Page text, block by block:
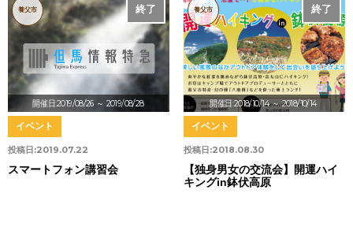
開催日:2019/08/26 ～ 2019/08/28
終了
養父市
投稿日:2019.07.22
イベント
スマートフォン講習会
開催日:2018/10/14～ 2018/10/14
終了
養父市
投稿日:2018.08.30
イベント
【独身男女の交流会】開運ハイ
キングin鉢伏高原